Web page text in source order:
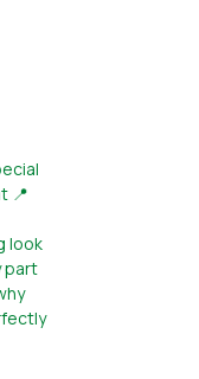
📍
look
part